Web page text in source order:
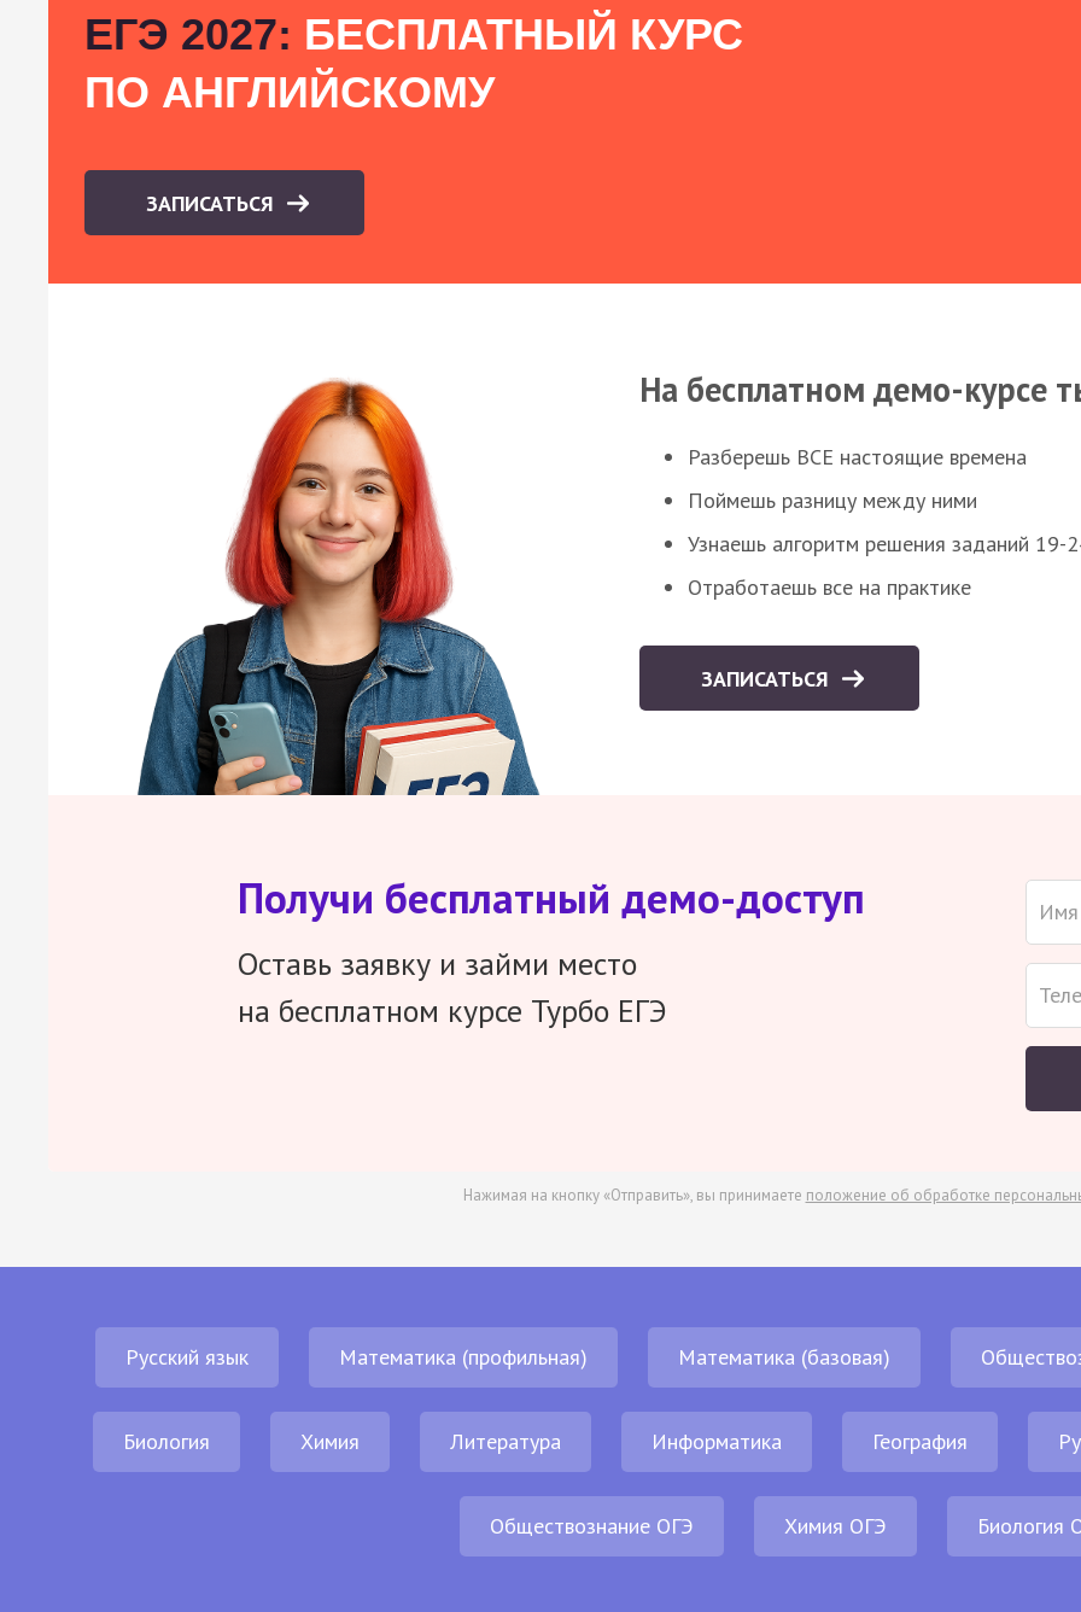
ЕГЭ 2027: БЕСПЛАТНЫЙ КУРС
ПО АНГЛИЙСКОМУ
ЗАПИСАТЬСЯ
На бесплатном демо-курсе
Разберешь ВСЕ настоящие времена
Поймешь разницу между ними
Узнаешь алгоритм решения заданий 19-
Отработаешь все на практике
ЗАПИСАТЬСЯ
Получи бесплатный демо-доступ
Оставь заявку и займи место
на бесплатном курсе Турбо ЕГЭ
Нажимая на кнопку «Отправить», вы принимаете положение об обработке
Русский язык Математика (профильная) Математика (базовая)
Биология Химия Литература Информатика География
Обществознание ОГЭ Химия ОГЭ Биология